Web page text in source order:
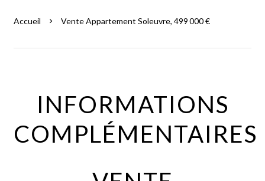
Accueil Vente Appartement Soleuvre, 499 000 €
INFORMATIONS
COMPLÉMENTAIRES